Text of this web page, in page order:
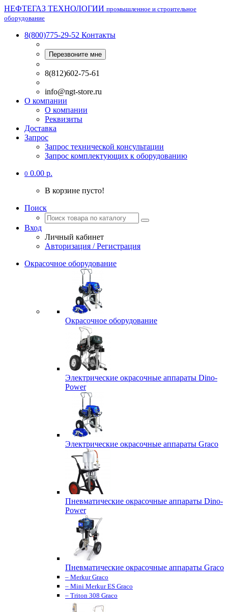
НЕФТЕГАЗ ТЕХНОЛОГИИ промышленное и строительное
оборудование
8(800)775-29-52 Контакты
Перезвоните мне
8(812)602-75-61
info@ngt-store.ru
О компании
О компании
Реквизиты
Доставка
Запрос
Запрос технической консультации
Запрос комплектующих к оборудованию
0 0.00 р.
В корзине пусто!
Поиск
Вход
Личный кабинет
Авторизация / Регистрация
Окрасочное оборудование
Окрасочное оборудование
Электрические окрасочные аппараты Dino-
Power
Электрические окрасочные аппараты Graco
Пневматические окрасочные аппараты Dino-
Power
Пневматические окрасочные аппараты Graco
– Merkur Graco
– Mini Merkur ES Graco
– Triton 308 Graco